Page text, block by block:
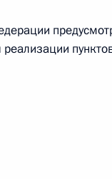
движения
совещания о